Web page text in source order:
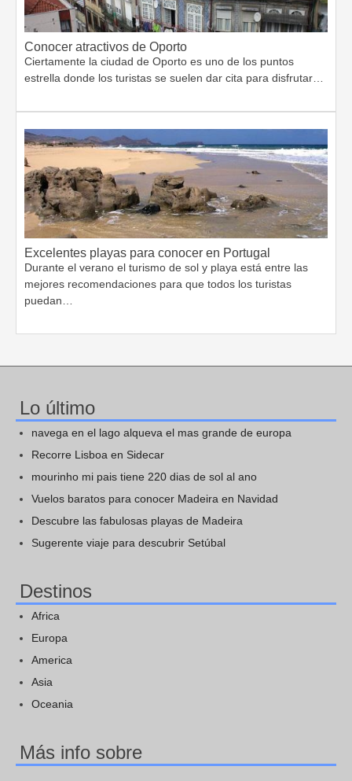
Conocer atractivos de Oporto
Ciertamente la ciudad de Oporto es uno de los puntos
estrella donde los turistas se suelen dar cita para disfrutar…
Excelentes playas para conocer en Portugal
Durante el verano el turismo de sol y playa está entre las
mejores recomendaciones para que todos los turistas
puedan…
Lo último
navega en el lago alqueva el mas grande de europa
Recorre Lisboa en Sidecar
mourinho mi pais tiene 220 dias de sol al ano
Vuelos baratos para conocer Madeira en Navidad
Descubre las fabulosas playas de Madeira
Sugerente viaje para descubrir Setúbal
Destinos
Africa
Europa
America
Asia
Oceania
Más info sobre